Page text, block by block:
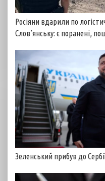
Росіяни вдарили по
Слов’янську: є поранені,
Зеленський прибув до